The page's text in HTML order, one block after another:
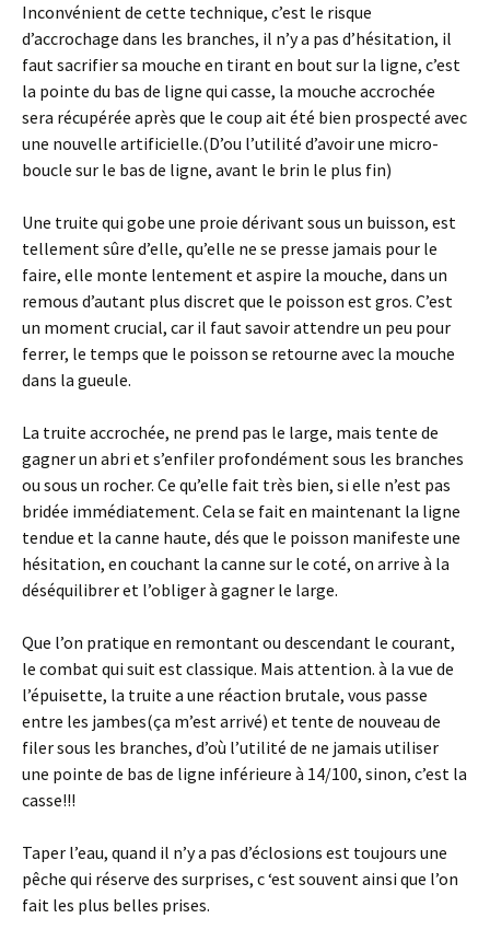
Inconvénient de cette technique, c’est le risque
d’accrochage dans les branches, il n’y a pas d’hésitation, il
faut sacrifier sa mouche en tirant en bout sur la ligne, c’est
la pointe du bas de ligne qui casse, la mouche accrochée
sera récupérée après que le coup ait été bien prospecté avec
une nouvelle artificielle.(D’ou l’utilité d’avoir une micro-
boucle sur le bas de ligne, avant le brin le plus fin)
Une truite qui gobe une proie dérivant sous un buisson, est
tellement sûre d’elle, qu’elle ne se presse jamais pour le
faire, elle monte lentement et aspire la mouche, dans un
remous d’autant plus discret que le poisson est gros. C’est
un moment crucial, car il faut savoir attendre un peu pour
ferrer, le temps que le poisson se retourne avec la mouche
dans la gueule.
La truite accrochée, ne prend pas le large, mais tente de
gagner un abri et s’enfiler profondément sous les branches
ou sous un rocher. Ce qu’elle fait très bien, si elle n’est pas
bridée immédiatement. Cela se fait en maintenant la ligne
tendue et la canne haute, dés que le poisson manifeste une
hésitation, en couchant la canne sur le coté, on arrive à la
déséquilibrer et l’obliger à gagner le large.
Que l’on pratique en remontant ou descendant le courant,
le combat qui suit est classique. Mais attention. à la vue de
l’épuisette, la truite a une réaction brutale, vous passe
entre les jambes(ça m’est arrivé) et tente de nouveau de
filer sous les branches, d’où l’utilité de ne jamais utiliser
une pointe de bas de ligne inférieure à 14/100, sinon, c’est la
casse!!!
Taper l’eau, quand il n’y a pas d’éclosions est toujours une
pêche qui réserve des surprises, c ‘est souvent ainsi que l’on
fait les plus belles prises.